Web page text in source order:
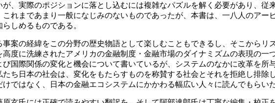
、実際のポジションに落とし込むには複雑なパズルを解く必要があり、従
れまであまり一般になじみのないものであったが、本書は、一八人のアー
しめるものである。
案の経緯をこの分野の歴史物語として楽しむこともできるし、そこからリ
度に洗練されたアメリカの金融制度・金融市場のダイナミズムの表現の一
国際関係の変化と機会について書いているが、システムのなかに改革を所
ち日本の社会は、変化をもたらすものを称賛する社会とそれを拒絶し排除
ではなく、日本の金融エコシステムにかかわる幅広い人々に読んでもらい